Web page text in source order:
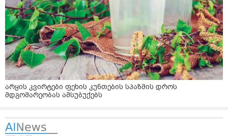
არყის კვირტები ფეხის კუნთების სპაზმის დროს
მდგომარეობას ამსუბუქებს